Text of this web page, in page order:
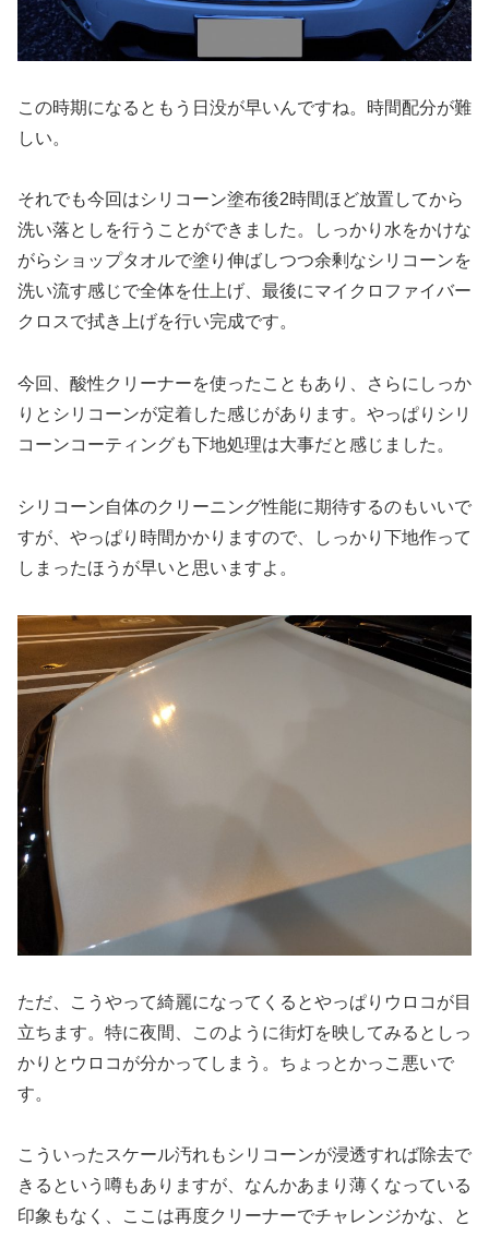
この時期になるともう日没が早いんですね。時間配分が難
しい。
それでも今回はシリコーン塗布後2時間ほど放置してから
洗い落としを行うことができました。しっかり水をかけな
がらショップタオルで塗り伸ばしつつ余剰なシリコーンを
洗い流す感じで全体を仕上げ、最後にマイクロファイバー
クロスで拭き上げを行い完成です。
今回、酸性クリーナーを使ったこともあり、さらにしっか
りとシリコーンが定着した感じがあります。やっぱりシリ
コーンコーティングも下地処理は大事だと感じました。
シリコーン自体のクリーニング性能に期待するのもいいで
すが、やっぱり時間かかりますので、しっかり下地作って
しまったほうが早いと思いますよ。
ただ、こうやって綺麗になってくるとやっぱりウロコが目
立ちます。特に夜間、このように街灯を映してみるとしっ
かりとウロコが分かってしまう。ちょっとかっこ悪いで
す。
こういったスケール汚れもシリコーンが浸透すれば除去で
きるという噂もありますが、なんかあまり薄くなっている
印象もなく、ここは再度クリーナーでチャレンジかな、と